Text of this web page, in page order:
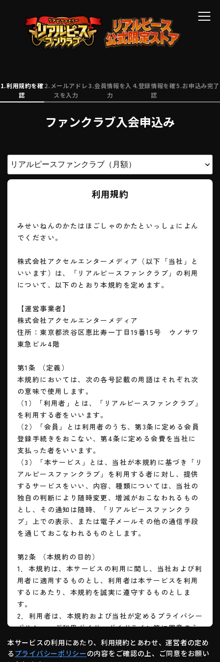
1.利用規約を確
認
2.メールアドレ
スを入力
3.会員情報を入
力
4.登録情報を確
認
5.お申込み完了
ファンクラブ入会申込み
利用規約
本サービスの利用にあたり、利用規約とあわせ、運営者の定め
る プライバシーポリシーの内容をご確認の上、ご同意をお願い